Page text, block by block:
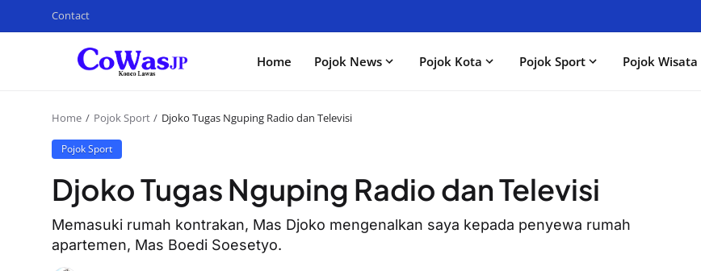
Contact
Home Pojok News Pojok Kota Pojok Sport Pojok Wisata
Home Pojok Sport Djoko Tugas Nguping Radio dan Televisi
Pojok Sport
Djoko Tugas Nguping Radio dan Televisi
Memasuki rumah kontrakan, Mas Djoko mengenalkan saya kepada penyewa rumah
apartemen, Mas Boedi Soesetyo.